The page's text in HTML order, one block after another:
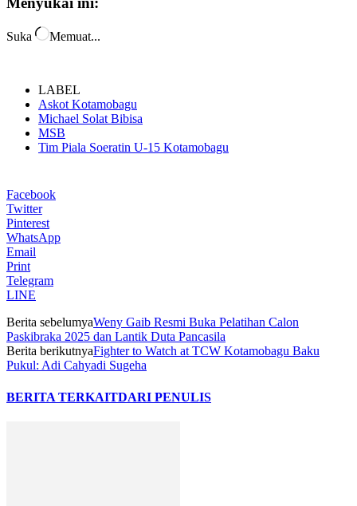
Suka Memuat...
LABEL
Askot Kotamobagu
Michael Solat Bibisa
MSB
Tim Piala Soeratin U-15 Kotamobagu
Facebook
Twitter
Pinterest
WhatsApp
Email
Print
Telegram
LINE
Berita sebelumyaWeny Gaib Resmi Buka Pelatihan Calon
Paskibraka 2025 dan Lantik Duta Pancasila
Berita berikutnyaFighter to Watch at TCW Kotamobagu Baku
Pukul: Adi Cahyadi Sugeha
BERITA TERKAITDARI PENULIS